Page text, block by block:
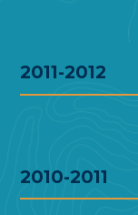
2011-2012
2010-2011